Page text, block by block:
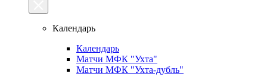
Календарь
Календарь
Матчи МФК "Ухта"
Матчи МФК "Ухта-дубль"